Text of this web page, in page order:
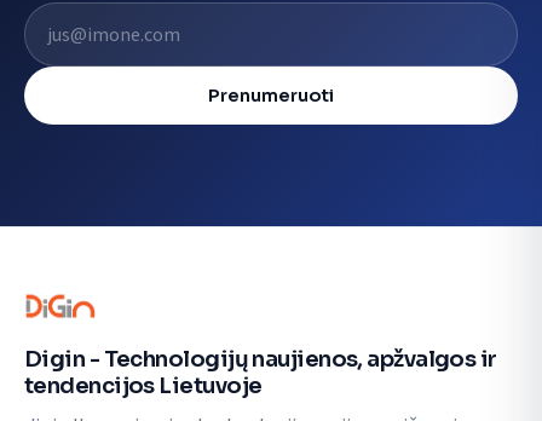
El. pašto adresas
Prenumeruoti
Digin - Technologijų naujienos, apžvalgos ir
tendencijos Lietuvoje